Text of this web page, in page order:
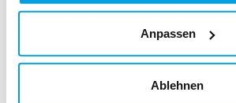
Anpassen
Ablehnen